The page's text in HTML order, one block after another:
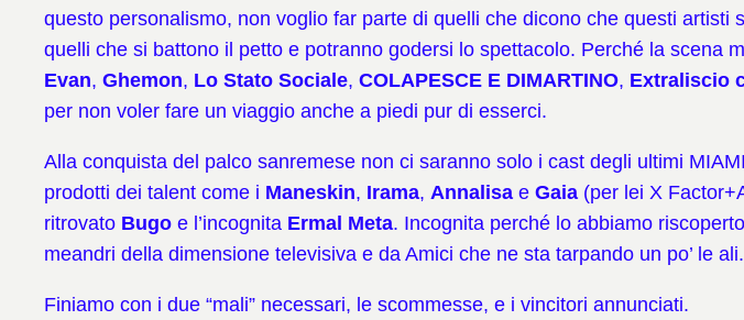
questo personalismo, non voglio far parte di quelli che dicono che questi
quelli che si battono il petto e potranno godersi lo spettacolo. Perché la scena
Evan, Ghemon, Lo Stato Sociale, COLAPESCE E DIMARTINO, Extraliscio
per non voler fare un viaggio anche a piedi pur di esserci.
Alla conquista del palco sanremese non ci saranno solo i cast degli ultimi
prodotti dei talent come i Maneskin, Irama, Annalisa e Gaia (per lei X
ritrovato Bugo e l’incognita Ermal Meta. Incognita perché lo abbiamo
meandri della dimensione televisiva e da Amici che ne sta tarpando un po’ le ali.
Finiamo con i due “mali” necessari, le scommesse, e i vincitori annunciati.